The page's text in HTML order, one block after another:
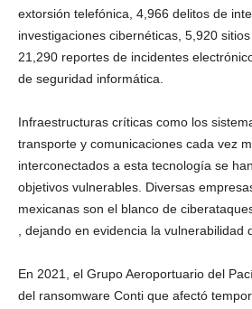
extorsión telefónica, 4,966 delitos de
investigaciones cibernéticas, 5,920
21,290 reportes de incidentes
de seguridad informática.
Infraestructuras críticas como los
transporte y comunicaciones cada vez
interconectados a esta tecnología se
objetivos vulnerables. Diversas
mexicanas son el blanco de
, dejando en evidencia la vulnerabilidad
En 2021, el Grupo Aeroportuario del
del ransomware Conti que afectó